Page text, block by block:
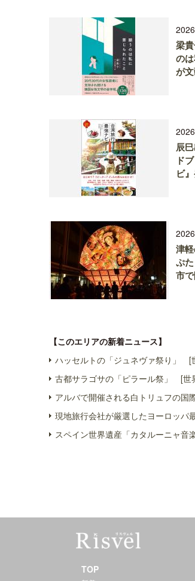
梁
の
が
辰
ド
ビ
津
ぷ
市で
【このエリアの新着ニュース】
ハッセルトの「ジュネヴァ祭り」 [
古都サラゴサの「ピラール祭」 [世
アルバで開催される白トリュフの
現地旅行会社が厳選したヨーロッ
スペイン世界遺産「カタルーニャ
TOP